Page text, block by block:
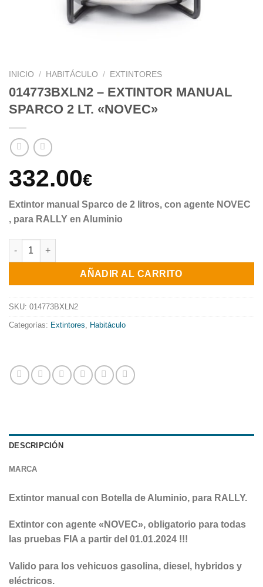
INICIO / HABITÁCULO / EXTINTORES
014773BXLN2 – EXTINTOR MANUAL
SPARCO 2 LT. «NOVEC»
332.00€
Extintor manual Sparco de 2 litros, con agente NOVEC
, para RALLY en Aluminio
014773BXLN2 - EXTINTOR MANUAL SPARCO 2 LT. "NOVEC"
AÑADIR AL CARRITO
SKU: 014773BXLN2
Categorías: Extintores Habitáculo
DESCRIPCIÓN
MARCA
Extintor manual con Botella de Aluminio, para RALLY.
Extintor con agente «NOVEC», obligatorio para todas
las pruebas FIA a partir del 01.01.2024 !!!
Valido para los vehicuos gasolina, diesel, hybridos y
eléctricos.